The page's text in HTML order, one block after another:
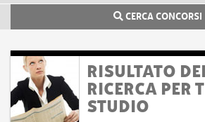
CERCA CONCORSI
RISULTATO
RICERCA PER
STUDIO